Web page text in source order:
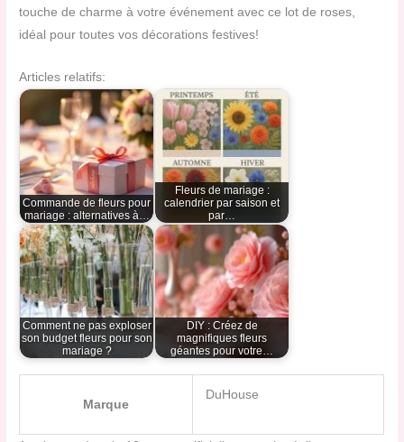
touche de charme à votre événement avec ce lot de roses,
idéal pour toutes vos décorations festives!
Articles relatifs:
Commande de fleurs pour
mariage : alternatives à…
Fleurs de mariage :
calendrier par saison et
par…
Comment ne pas exploser
son budget fleurs pour son
mariage ?
DIY : Créez de
magnifiques fleurs
géantes pour votre…
Marque
DuHouse